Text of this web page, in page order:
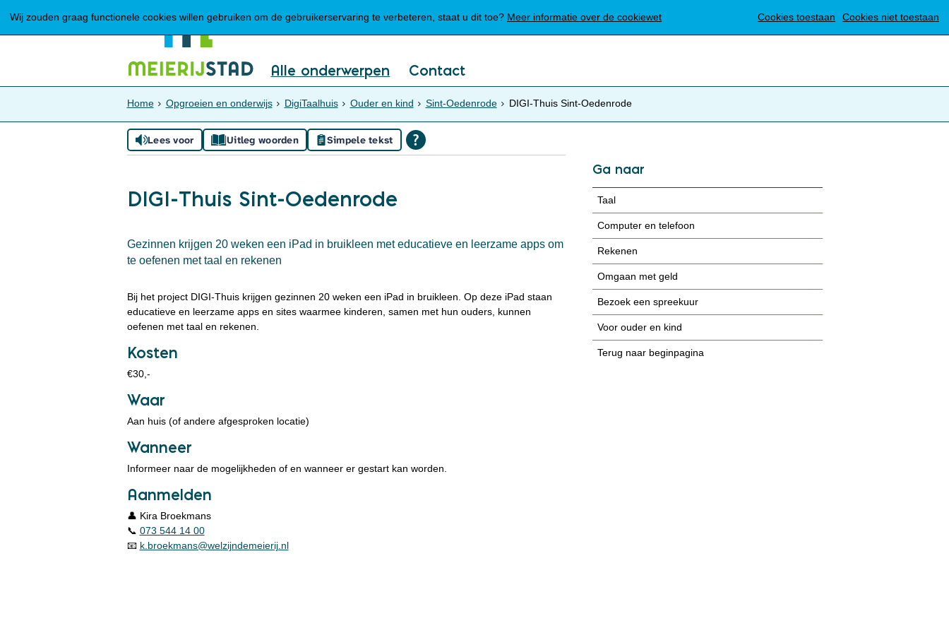
Wij zouden graag functionele cookies willen gebruiken om de gebruikerservaring te verbeteren, staat u dit toe? Meer informatie over de cookiewet Cookies toestaan Cookies niet toestaan
Mijn Meierijstad Translate
Alle onderwerpen Contact
Home Opgroeien en onderwijs DigiTaalhuis Ouder en kind Sint-Oedenrode DIGI-Thuis Sint-Oedenrode
Lees voor Uitleg woorden Simpele tekst
DIGI-Thuis Sint-Oedenrode
Gezinnen krijgen 20 weken een iPad in bruikleen met educatieve en leerzame apps om
te oefenen met taal en rekenen
Bij het project DIGI-Thuis krijgen gezinnen 20 weken een iPad in bruikleen. Op deze iPad staan
educatieve en leerzame apps en sites waarmee kinderen, samen met hun ouders, kunnen
oefenen met taal en rekenen.
Kosten
€30,-
Waar
Aan huis (of andere afgesproken locatie)
Wanneer
Informeer naar de mogelijkheden of en wanneer er gestart kan worden.
Aanmelden
👤 Kira Broekmans
📞 073 544 14 00
📧 k.broekmans@welzijndemeierij.nl
Ga naar
Taal
Computer en telefoon
Rekenen
Omgaan met geld
Bezoek een spreekuur
Voor ouder en kind
Terug naar beginpagina